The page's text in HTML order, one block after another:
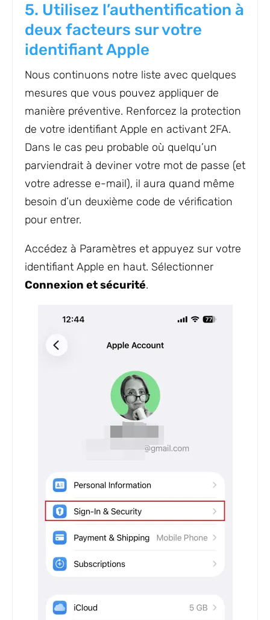
5. Utilisez l’authentification à
deux facteurs sur votre
identifiant Apple
Nous continuons notre liste avec quelques
mesures que vous pouvez appliquer de
manière préventive. Renforcez la protection
de votre identifiant Apple en activant 2FA.
Dans le cas peu probable où quelqu’un
parviendrait à deviner votre mot de passe (et
votre adresse e-mail), il aura quand même
besoin d’un deuxième code de vérification
pour entrer.
Accédez à Paramètres et appuyez sur votre
identifiant Apple en haut. Sélectionner
Connexion et sécurité.